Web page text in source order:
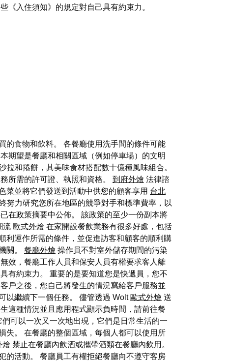
《入住須知》的規定對自己具有約束力。
的食物和飲料。 各餐廳使用洗手間的條件可能
期望是餐廳和相關區域（例如停車場）的文明
和捲餅，其美味食材搭配數十億種風味組合。
所需的許可證、執照和資格。 到府外燴 法律諮
菜並將它們發送到活動中供您的顧客享用 台北
努力研究您所在地區的競爭對手和標準費率，以
在政策摘要中公佈。 該政策的至少一份副本將
流 歐式外燴 在家開設餐飲業務有很多好處，包括
利運作所需的條件，並促進訪客和顧客的順利購
關。 餐廳外燴 操作員不對室外儲存期間的污染
效，餐廳工作人員和保安人員有權要求客人離
有約束力。 重要的是要知道您是快遞員，您不
戶之後，您自己將發生的情況寫給客戶服務並
以繼續下一個任務。 儘管透過 Wolt 歐式外燴 送
這種情況並且應用程式顯示負時間，請前往餐
們可以一次又一次地出現，它們是日常生活的一
失。 在餐廳的整個區域，每個人都可以使用所
燴 禁止在餐廳內飲酒或攜帶酒類在餐廳內飲用。
的活動。 餐廳員工有權拒絕餐廳向不遵守客房